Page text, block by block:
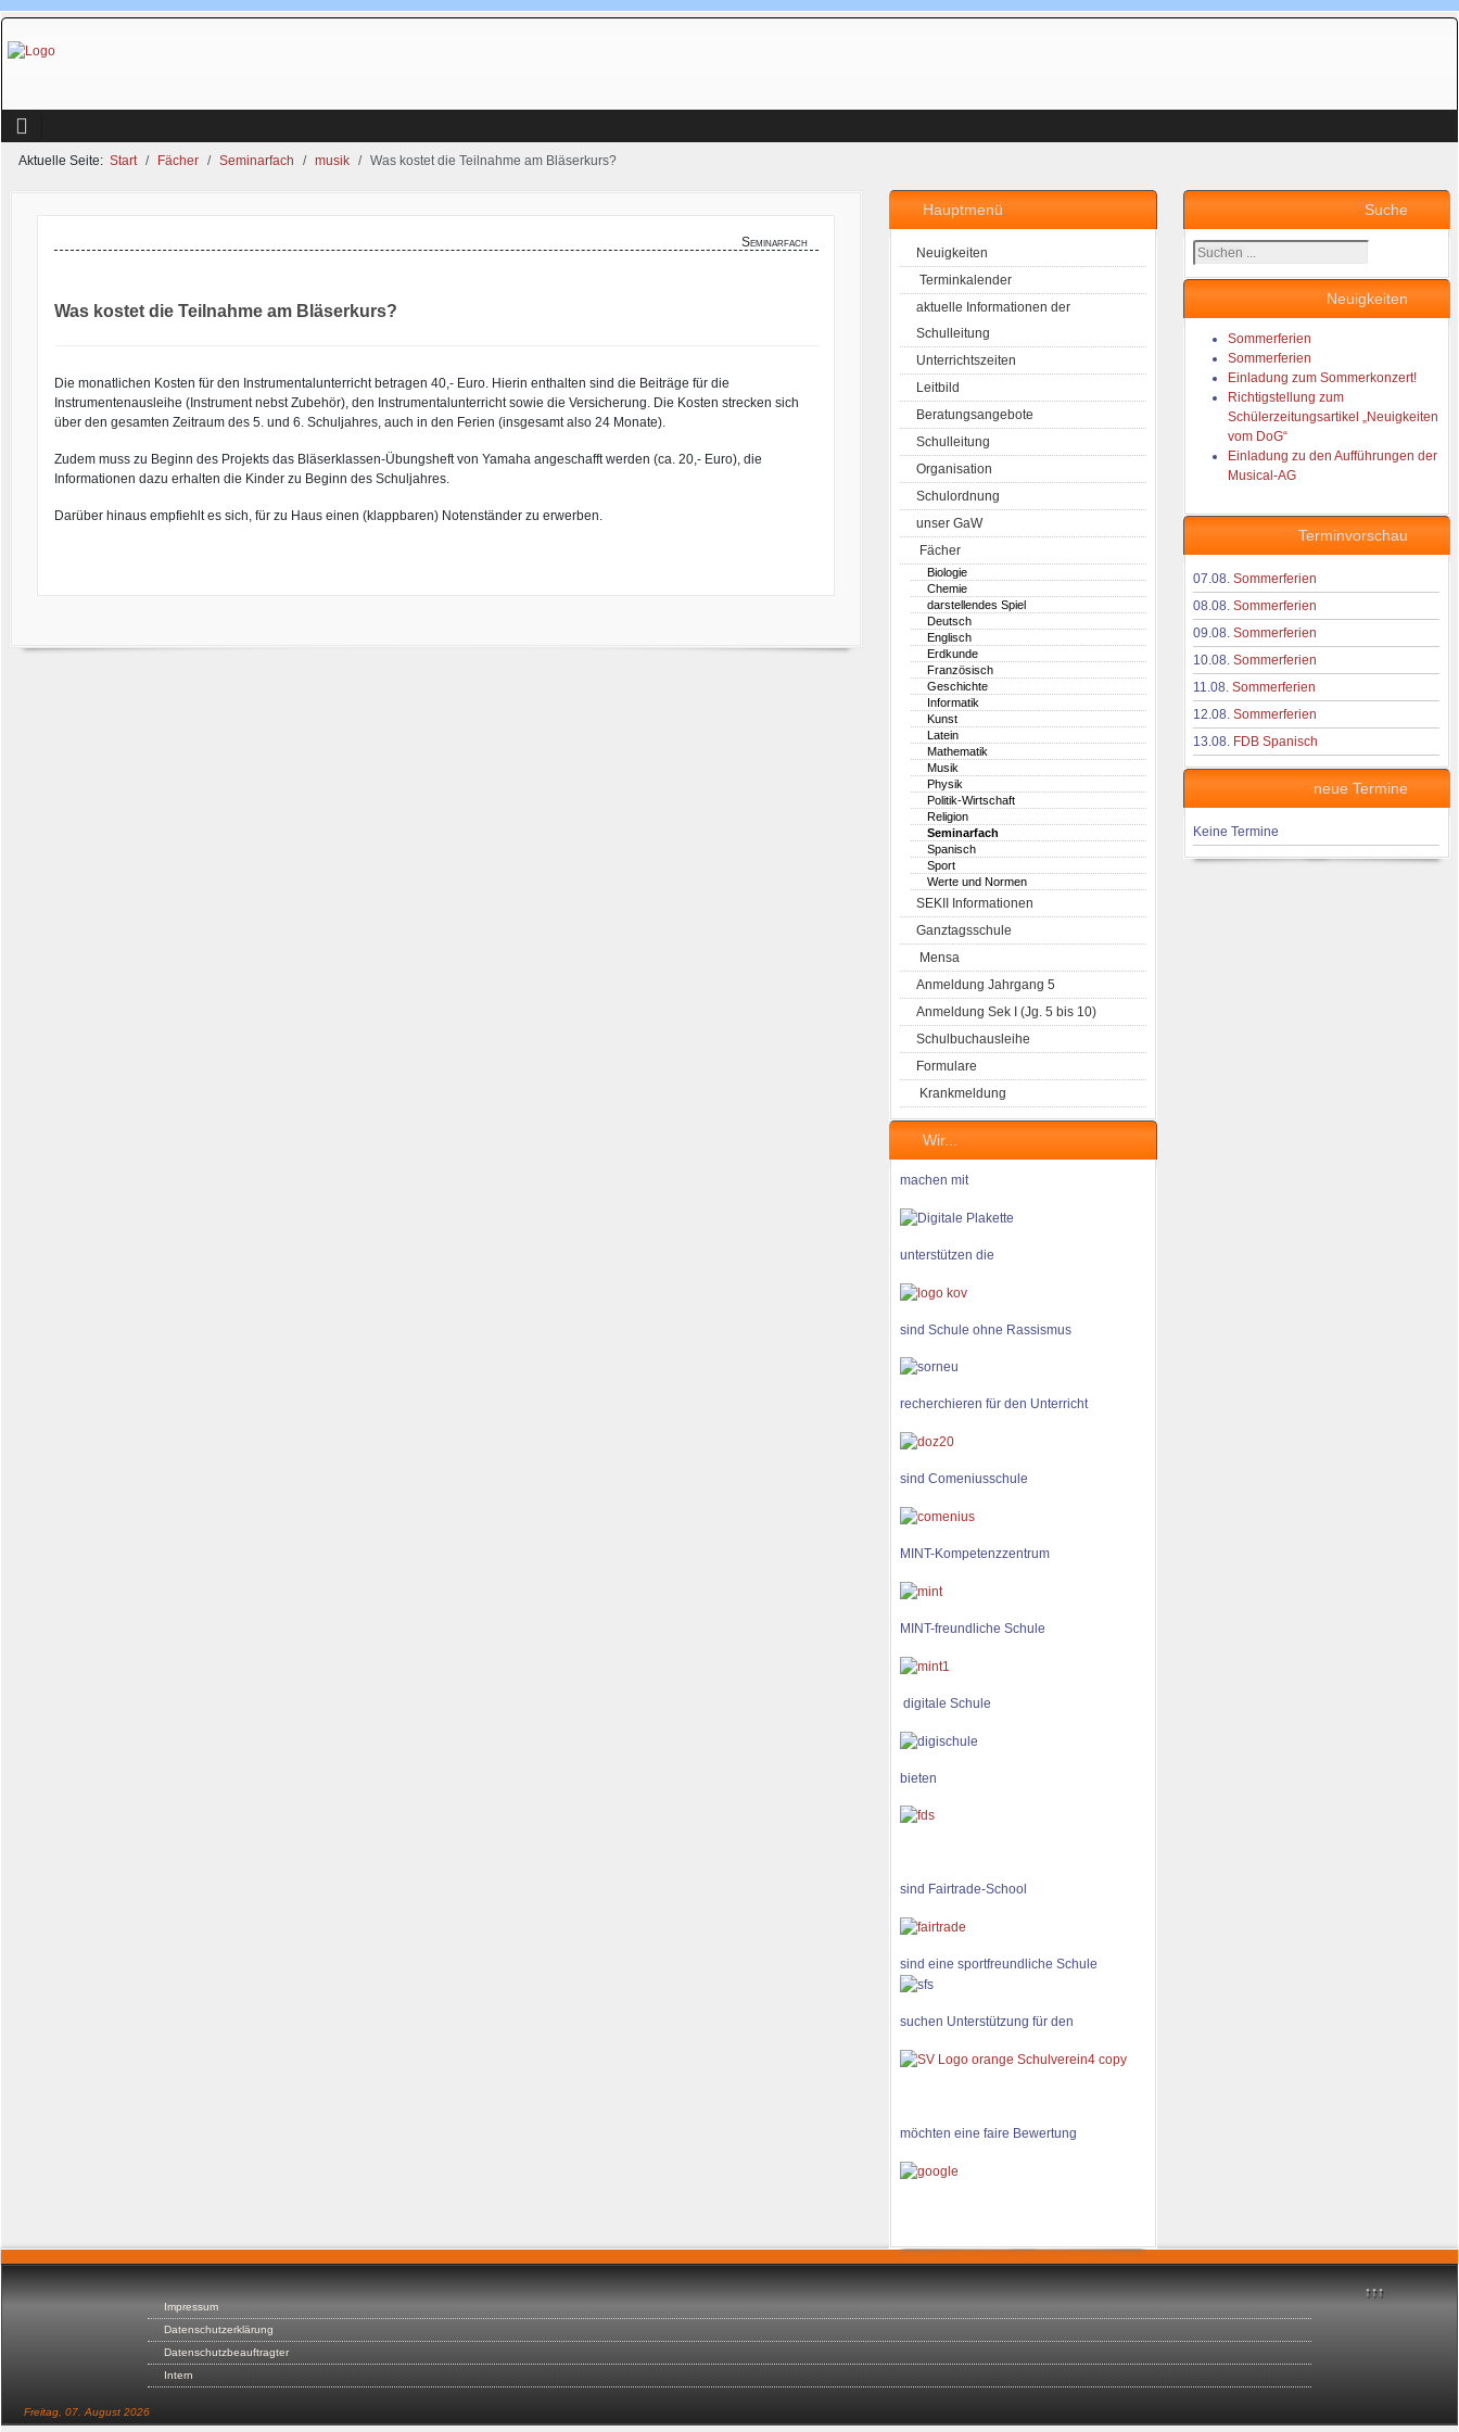
Aktuelle Seite: Start Fächer Seminarfach musik Was kostet die Teilnahme am Bläserkurs?
↑↑↑
Impressum
Datenschutzerklärung
Datenschutzbeauftragter
Intern
Freitag, 07. August 2026
Hauptmenü
Neuigkeiten
Terminkalender
aktuelle Informationen der
Schulleitung
Unterrichtszeiten
Leitbild
Beratungsangebote
Schulleitung
Organisation
Schulordnung
unser GaW
Fächer
Biologie
Chemie
darstellendes Spiel
Deutsch
Englisch
Erdkunde
Französisch
Geschichte
Informatik
Kunst
Latein
Mathematik
Musik
Physik
Politik-Wirtschaft
Religion
Seminarfach
Spanisch
Sport
Werte und Normen
SEKII Informationen
Ganztagsschule
Mensa
Anmeldung Jahrgang 5
Anmeldung Sek I (Jg. 5 bis 10)
Schulbuchausleihe
Formulare
Krankmeldung
Wir...
machen mit
unterstützen die
sind Schule ohne Rassismus
recherchieren für den Unterricht
sind Comeniusschule
MINT-Kompetenzzentrum
MINT-freundliche Schule
digitale Schule
bieten
sind Fairtrade-School
sind eine sportfreundliche Schule
suchen Unterstützung für den
möchten eine faire Bewertung
Suche
Suchen
...
Neuigkeiten
Sommerferien
Sommerferien
Einladung zum Sommerkonzert!
Richtigstellung zum
Schülerzeitungsartikel „Neuigkeiten
vom DoG“
Einladung zu den Aufführungen der
Musical-AG
Terminvorschau
07.08. Sommerferien
08.08. Sommerferien
09.08. Sommerferien
10.08. Sommerferien
11.08. Sommerferien
12.08. Sommerferien
13.08. FDB Spanisch
neue Termine
Keine Termine
Seminarfach
Was kostet die Teilnahme am Bläserkurs?
Die monatlichen Kosten für den Instrumentalunterricht betragen 40,- Euro. Hierin enthalten sind die Beiträge für die
Instrumentenausleihe (Instrument nebst Zubehör), den Instrumentalunterricht sowie die Versicherung. Die Kosten strecken sich
über den gesamten Zeitraum des 5. und 6. Schuljahres, auch in den Ferien (insgesamt also 24 Monate).
Zudem muss zu Beginn des Projekts das Bläserklassen-Übungsheft von Yamaha angeschafft werden (ca. 20,- Euro), die
Informationen dazu erhalten die Kinder zu Beginn des Schuljahres.
Darüber hinaus empfiehlt es sich, für zu Haus einen (klappbaren) Notenständer zu erwerben.